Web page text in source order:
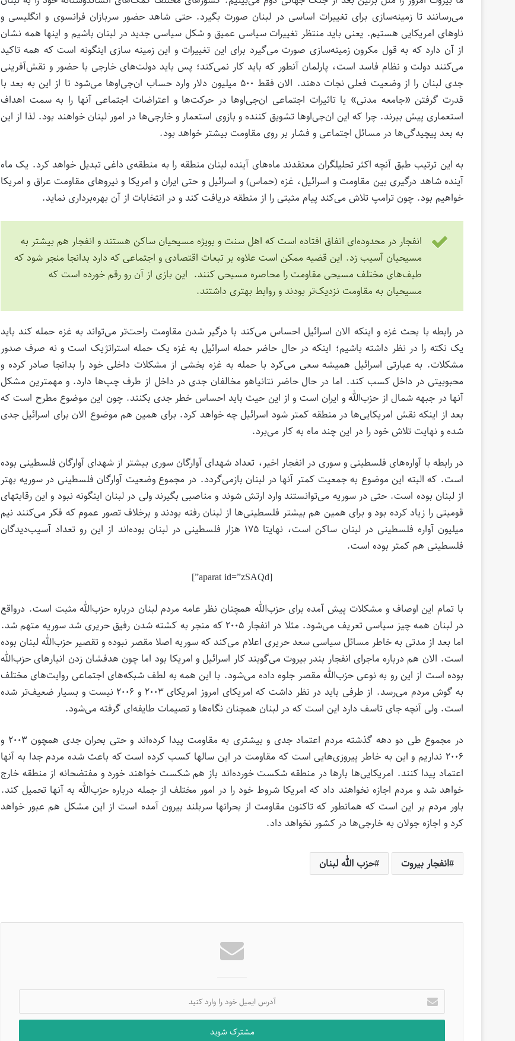
می‌رسانند تا زمینه‌سازی برای تغییرات اساسی در لبنان صورت بگیرد. حتی شاهد حضور سربازان فرانسوی و انگلیسی و
ناوهای امریکایی هستیم. یعنی باید منتظر تغییرات سیاسی عمیق و شکل سیاسی جدید در لبنان باشیم و اینها همه نشان
از آن دارد که به قول مکرون زمینه‌سازی صورت می‌گیرد برای این تغییرات و این زمینه سازی اینگونه است که همه تاکید
می‌کنند دولت و نظام فاسد است، پارلمان آنطور که باید کار نمی‌کند؛ پس باید دولت‌های خارجی با حضور و نقش‌آفرینی
جدی لبنان را از وضعیت فعلی نجات دهند. الان فقط ۵۰۰ میلیون دلار وارد حساب ان‌جی‌اوها می‌شود تا از این به بعد با
قدرت گرفتن «جامعه مدنی» یا تاثیرات اجتماعی ان‌جی‌اوها در حرکت‌ها و اعتراضات اجتماعی آنها را به سمت اهداف
استعماری پیش ببرند. چرا که این ان‌جی‌اوها تشویق کننده و بازوی استعمار و خارجی‌ها در امور لبنان خواهند بود. لذا از این
به بعد پیچیدگی‌ها در مسائل اجتماعی و فشار بر روی مقاومت بیشتر خواهد بود.
به این ترتیب طبق آنچه اکثر تحلیلگران معتقدند ماه‌های آینده لبنان منطقه را به منطقه‌ی داغی تبدیل خواهد کرد. یک ماه
آینده شاهد درگیری بین مقاومت و اسرائیل، غزه (حماس) و اسرائیل و حتی ایران و امریکا و نیروهای مقاومت عراق و امریکا
خواهیم بود. چون ترامپ تلاش می‌کند پیام مثبتی را از منطقه دریافت کند و در انتخابات از آن بهره‌برداری نماید.
انفجار در محدوده‌ای اتفاق افتاده است که اهل سنت و بویژه مسیحیان ساکن هستند و انفجار هم بیشتر به
مسیحیان آسیب زد. این قضیه ممکن است علاوه بر تبعات اقتصادی و اجتماعی که دارد بدانجا منجر شود که
طیف‌های مختلف مسیحی مقاومت را محاصره مسیحی کنند. این بازی از آن رو رقم خورده است که
مسیحیان به مقاومت نزدیک‌تر بودند و روابط بهتری داشتند.
در رابطه با بحث غزه و اینکه الان اسرائیل احساس می‌کند با درگیر شدن مقاومت راحت‌تر می‌تواند به غزه حمله کند باید
یک نکته را در نظر داشته باشیم؛ اینکه در حال حاضر حمله اسرائیل به غزه یک حمله استراتژیک است و نه صرف صدور
مشکلات. به عبارتی اسرائیل همیشه سعی می‌کرد با حمله به غزه بخشی از مشکلات داخلی خود را بدانجا صادر کرده و
محبوبیتی در داخل کسب کند. اما در حال حاضر نتانیاهو مخالفان جدی در داخل از طرف چپ‌ها دارد. و مهمترین مشکل
آنها در جبهه شمال از حزب‌الله و ایران است و از این حیث باید احساس خطر جدی بکنند. چون این موضوع مطرح است که
بعد از اینکه نقش امریکایی‌ها در منطقه کمتر شود اسرائیل چه خواهد کرد. برای همین هم موضوع الان برای اسرائیل جدی
شده و نهایت تلاش خود را در این چند ماه به کار می‌برد.
در رابطه با آواره‌های فلسطینی و سوری در انفجار اخیر، تعداد شهدای آوارگان سوری بیشتر از شهدای آوارگان فلسطینی بوده
است. که البته این موضوع به جمعیت کمتر آنها در لبنان بازمی‌گردد. در مجموع وضعیت آوارگان فلسطینی در سوریه بهتر
از لبنان بوده است. حتی در سوریه می‌توانستند وارد ارتش شوند و مناصبی بگیرند ولی در لبنان اینگونه نبود و این رقابتهای
قومیتی را زیاد کرده بود و برای همین هم بیشتر فلسطینی‌ها از لبنان رفته بودند و برخلاف تصور عموم که فکر می‌کنند نیم
میلیون آواره فلسطینی در لبنان ساکن است، نهایتا ۱۷۵ هزار فلسطینی در لبنان بوده‌اند از این رو تعداد آسیب‌دیدگان
فلسطینی هم کمتر بوده است.
[aparat id=”zSAQd”]
با تمام این اوصاف و مشکلات پیش آمده برای حزب‌الله همچنان نظر عامه مردم لبنان درباره حزب‌الله مثبت است. درواقع
در لبنان همه چیز سیاسی تعریف می‌شود. مثلا در انفجار ۲۰۰۵ که منجر به کشته شدن رفیق حریری شد سوریه متهم شد.
اما بعد از مدتی به خاطر مسائل سیاسی سعد حریری اعلام می‌کند که سوریه اصلا مقصر نبوده و تقصیر حزب‌الله لبنان بوده
است. الان هم درباره ماجرای انفجار بندر بیروت می‌گویند کار اسرائیل و امریکا بود اما چون هدفشان زدن انبارهای حزب‌الله
بوده است از این رو به نوعی حزب‌الله مقصر جلوه داده می‌شود. با این همه به لطف شبکه‌های اجتماعی روایت‌های مختلف
به گوش مردم می‌رسد. از طرفی باید در نظر داشت که امریکای امروز امریکای ۲۰۰۳ و ۲۰۰۶ نیست و بسیار ضعیف‌تر شده
است. ولی آنچه جای تاسف دارد این است که در لبنان همچنان نگاه‌ها و تصیمات طایفه‌ای گرفته می‌شود.
در مجموع طی دو دهه گذشته مردم اعتماد جدی و بیشتری به مقاومت پیدا کرده‌اند و حتی بحران جدی همچون ۲۰۰۳ و
۲۰۰۶ نداریم و این به خاطر پیروزی‌هایی است که مقاومت در این سالها کسب کرده است که باعث شده مردم جدا به آنها
اعتماد پیدا کنند. امریکایی‌ها بارها در منطقه شکست خورده‌اند باز هم شکست خواهند خورد و مفتضحانه از منطقه خارج
خواهد شد و مردم اجازه نخواهند داد که امریکا شروط خود را در امور مختلف از جمله درباره حزب‌الله به آنها تحمیل کند.
باور مردم بر این است که همانطور که تاکنون مقاومت از بحرانها سربلند بیرون آمده‌ است از این مشکل هم عبور خواهد
کرد و اجازه جولان به خارجی‌ها در کشور نخواهد داد.
انفجار بیروت حزب الله لبنان
آدرس
ایمیل
خود